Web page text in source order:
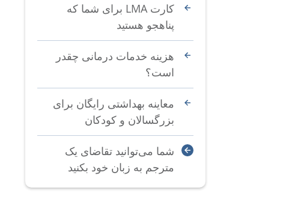
کارت LMA برای شما که
پناهجو هستید
هزینه خدمات درمانی چقدر
است؟
معاینه بهداشتی رایگان برای
بزرگسالان و کودکان
شما می‌توانید تقاضای یک
مترجم به زبان خود بکنید